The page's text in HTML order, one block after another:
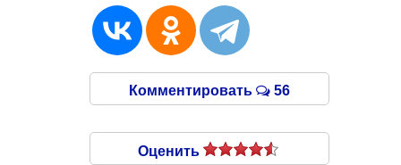
Комментировать 56
Оценить